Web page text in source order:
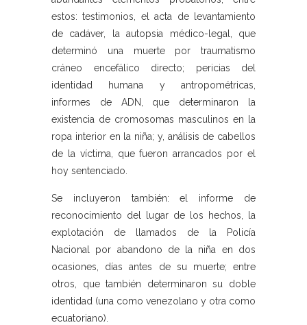
estos: testimonios, el acta de levantamiento
de cadáver, la autopsia médico-legal, que
determinó una muerte por traumatismo
cráneo encefálico directo; pericias del
identidad humana y antropométricas,
informes de ADN, que determinaron la
existencia de cromosomas masculinos en la
ropa interior en la niña; y, análisis de cabellos
de la víctima, que fueron arrancados por el
hoy sentenciado.
Se incluyeron también: el informe de
reconocimiento del lugar de los hechos, la
explotación de llamados de la Policía
Nacional por abandono de la niña en dos
ocasiones, días antes de su muerte; entre
otros, que también determinaron su doble
identidad (una como venezolano y otra como
ecuatoriano).